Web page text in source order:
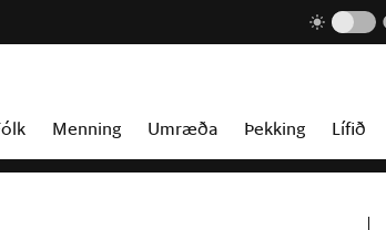
Menning Umræða Þekking Lífið